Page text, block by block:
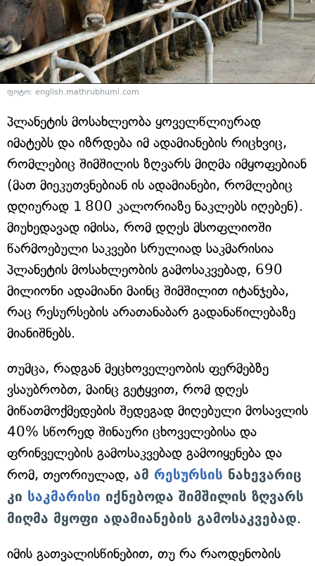
ფოტო: english.mathrubhumi.com
პლანეტის მოსახლეობა ყოველწლიურად
იმატებს და იზრდება იმ ადამიანების რიცხვიც,
რომლებიც შიმშილის ზღვარს მიღმა იმყოფებიან
(მათ მიეკუთვნებიან ის ადამიანები, რომლებიც
დღიურად 1 800 კალორიაზე ნაკლებს იღებენ).
მიუხედავად იმისა, რომ დღეს მსოფლიოში
წარმოებული საკვები სრულიად საკმარისია
პლანეტის მოსახლეობის გამოსაკვებად, 690
მილიონი ადამიანი მაინც შიმშილით იტანჯება,
რაც რესურსების არათანაბარ გადანაწილებაზე
მიანიშნებს.
თუმცა, რადგან მეცხოველეობის ფერმებზე
ვსაუბრობთ, მაინც გეტყვით, რომ დღეს
მიწათმოქმედების შედეგად მიღებული მოსავლის
40% სწორედ შინაური ცხოველებისა და
ფრინველების გამოსაკვებად გამოიყენება და
რომ, თეორიულად, ამ რესურსის ნახევარიც
კი საკმარისი იქნებოდა შიმშილის ზღვარს
მიღმა მყოფი ადამიანების გამოსაკვებად.
იმის გათვალისწინებით, თუ რა რაოდენობის